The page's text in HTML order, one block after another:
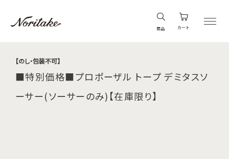
商品 カート
【のし・包装不可】
■特別価格■プロポーザル トープ デミタスソ
ーサー(ソーサーのみ)【在庫限り】